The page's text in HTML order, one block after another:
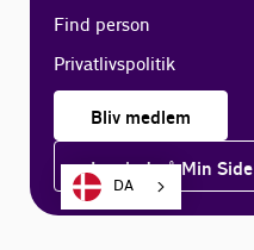
Find person
Privatlivspolitik
Bliv medlem
Log ind på Min Side
DA